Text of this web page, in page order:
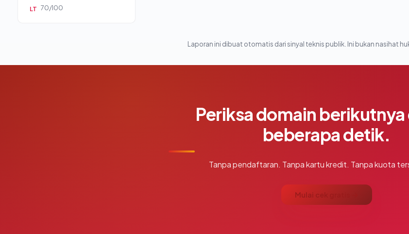
LT 70/100
Laporan ini dibuat otomatis dari sinyal teknis publik. Ini bukan nasihat
Periksa domain
beberapa detik.
Tanpa pendaftaran. Tanpa kartu kredit. Tanpa kuota
Mulai cek gratis →